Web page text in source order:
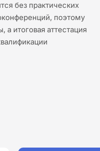
без практических
поэтому
итоговая аттестация